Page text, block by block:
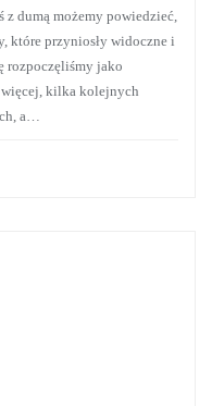
z dumą możemy powiedzieć,
które przyniosły widoczne i
rozpoczęliśmy jako
więcej, kilka kolejnych
a…